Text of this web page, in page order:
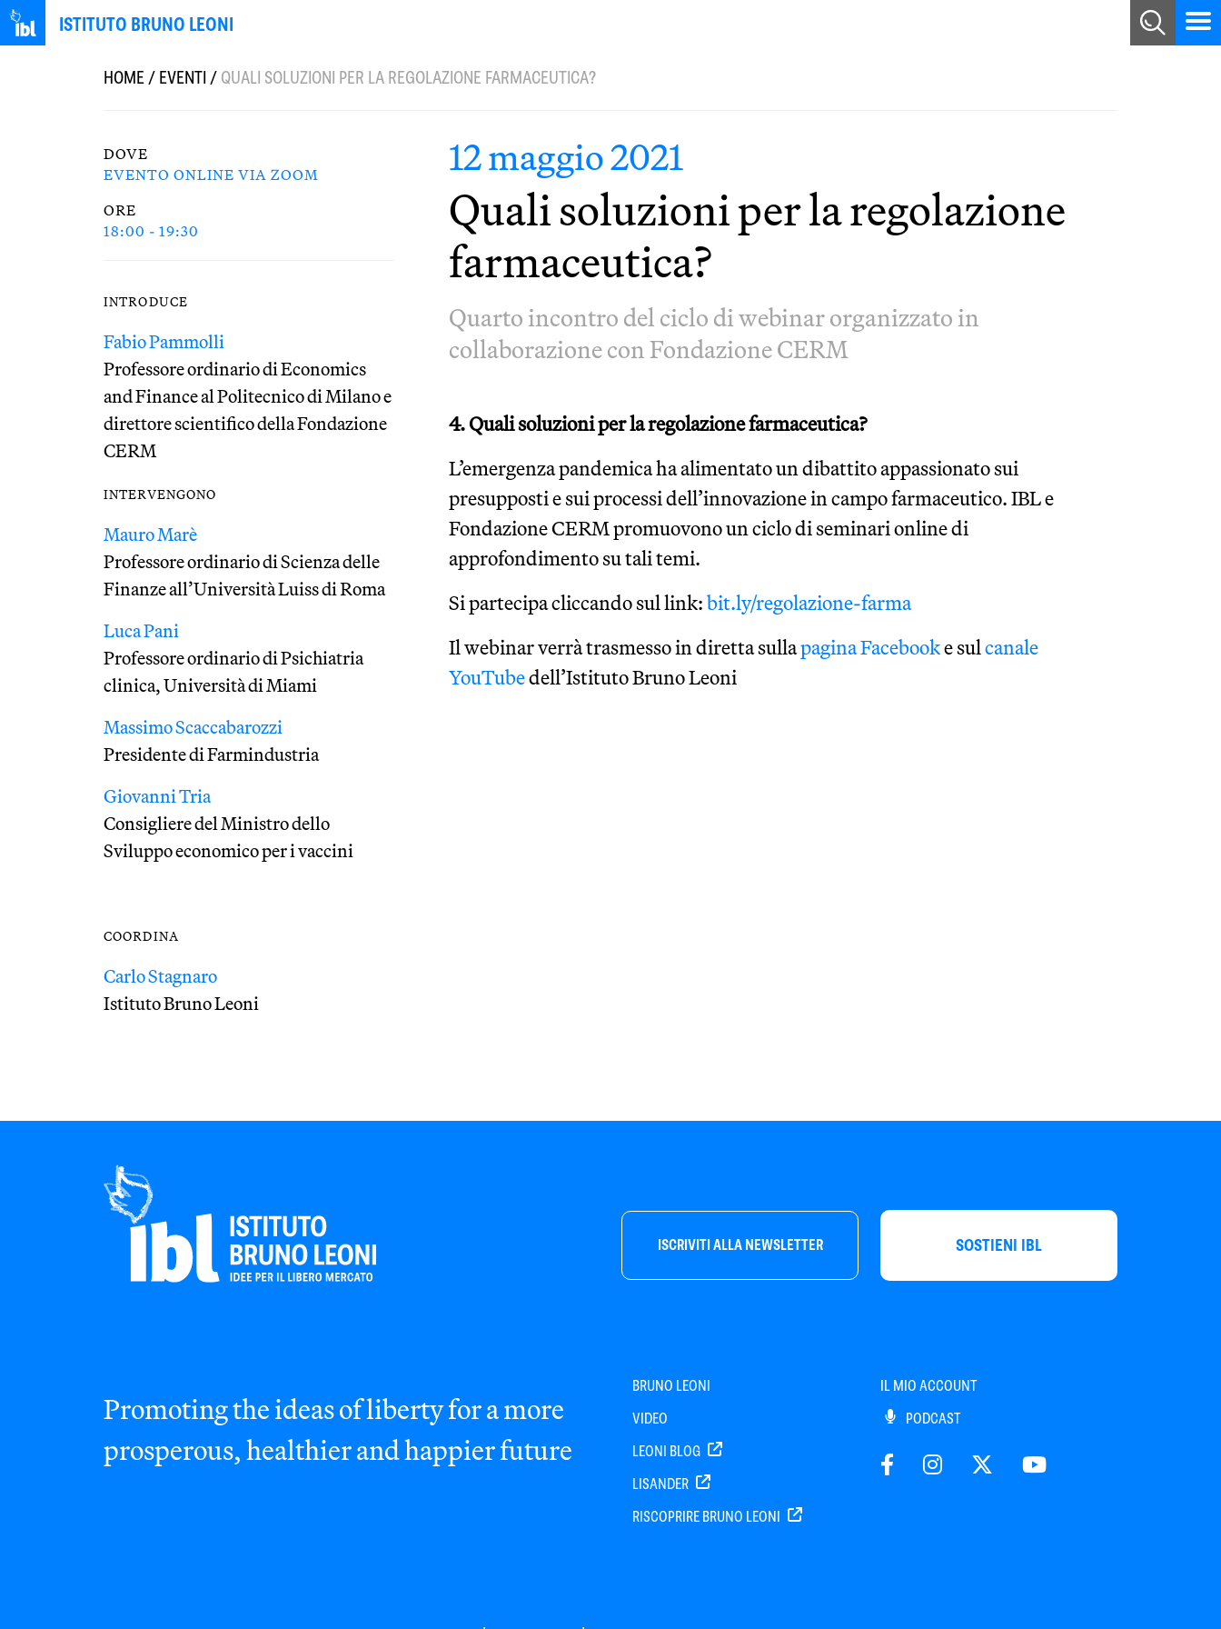
ISTITUTO BRUNO LEONI
HOME/EVENTI/QUALI SOLUZIONI PER LA REGOLAZIONE FARMACEUTICA?
DOVE
EVENTO ONLINE VIA ZOOM
ORE
18:00 - 19:30
INTRODUCE
Fabio Pammolli
Professore ordinario di Economics
and Finance al Politecnico di Milano e
direttore scientifico della Fondazione
CERM
INTERVENGONO
Mauro Marè
Professore ordinario di Scienza delle
Finanze all’Università Luiss di Roma
Luca Pani
Professore ordinario di Psichiatria
clinica, Università di Miami
Massimo Scaccabarozzi
Presidente di Farmindustria
Giovanni Tria
Consigliere del Ministro dello
Sviluppo economico per i vaccini
COORDINA
Carlo Stagnaro
Istituto Bruno Leoni
12 maggio 2021
Quali soluzioni per la regolazione
farmaceutica?
Quarto incontro del ciclo di webinar organizzato in
collaborazione con Fondazione CERM
4. Quali soluzioni per la regolazione farmaceutica?
L’emergenza pandemica ha alimentato un dibattito appassionato sui
presupposti e sui processi dell’innovazione in campo farmaceutico. IBL e
Fondazione CERM promuovono un ciclo di seminari online di
approfondimento su tali temi.
Si partecipa cliccando sul link:bit.ly/regolazione-farma
Il webinar verrà trasmesso in diretta sullapagina Facebooke sulcanale
YouTubedell’Istituto Bruno Leoni
ISCRIVITI ALLA NEWSLETTER SOSTIENI IBL
Promoting the ideas of liberty for a more
prosperous, healthier and happier future
BRUNO LEONI
VIDEO
LEONI BLOG
LISANDER
RISCOPRIRE BRUNO LEONI
IL MIO ACCOUNT
PODCAST